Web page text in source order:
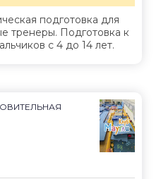
подготовка для
тренеры. Подготовка к
с 4 до 14 лет.